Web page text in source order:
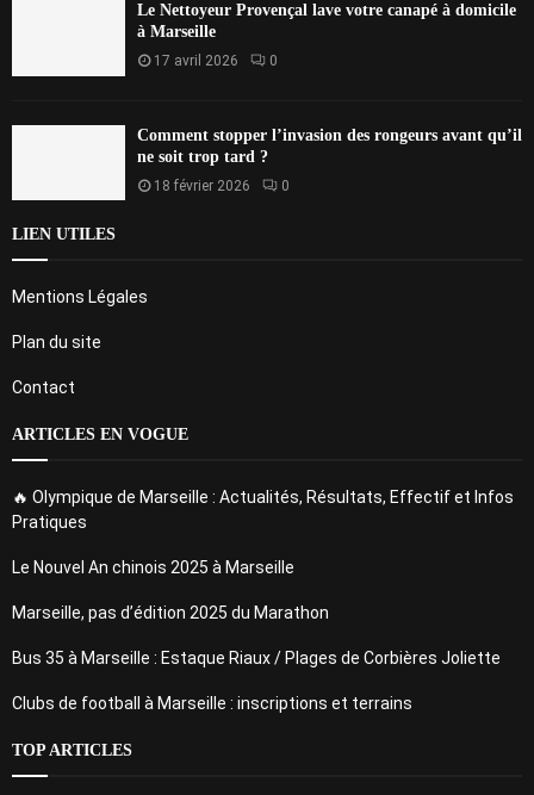
Le Nettoyeur Provençal lave votre canapé à domicile
à Marseille
17 avril 2026 0
Comment stopper l’invasion des rongeurs avant qu’il
ne soit trop tard ?
18 février 2026 0
LIEN UTILES
Mentions Légales
Plan du site
Contact
ARTICLES EN VOGUE
🔥 Olympique de Marseille : Actualités, Résultats, Effectif et Infos
Pratiques
Le Nouvel An chinois 2025 à Marseille
Marseille, pas d’édition 2025 du Marathon
Bus 35 à Marseille : Estaque Riaux / Plages de Corbières Joliette
Clubs de football à Marseille : inscriptions et terrains
TOP ARTICLES